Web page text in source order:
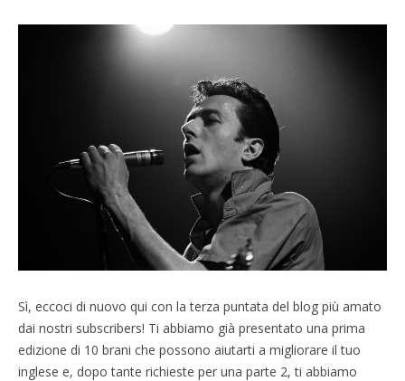
Sì, eccoci di nuovo qui con la terza puntata del blog più amato
dai nostri subscribers! Ti abbiamo già presentato una prima
edizione di 10 brani che possono aiutarti a migliorare il tuo
inglese e, dopo tante richieste per una parte 2, ti abbiamo